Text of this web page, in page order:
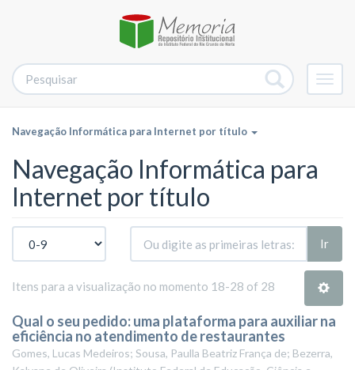
Navegação Informática para Internet por título
Navegação Informática para
Internet por título
Ir
Itens para a visualização no momento 18-28 of 28
Qual o seu pedido: uma plataforma para auxiliar na
eficiência no atendimento de restaurantes
Gomes, Lucas Medeiros; Sousa, Paulla Beatriz França de; Bezerra,